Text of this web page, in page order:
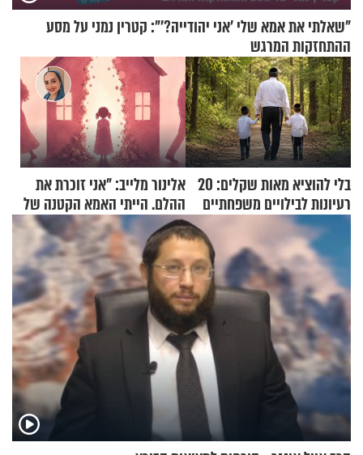
"שאלתי את אמא שלי 'אני יהודייה?'": קטרין נמני על מסע
ההתחזקות המרגש
בלי להוציא מאות שקלים: 20
רעיונות לבילויים משפחתיים
כמעט בחינם
אלינור מלייב: "אני זוכרת את
ההלם. הייתי האמא הקטנה של
הבית"